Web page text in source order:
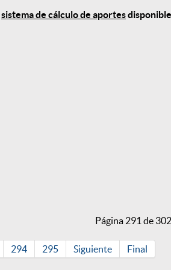
sistema de cálculo de aportesdisponible
Página 291 de
294 295 Siguiente Final